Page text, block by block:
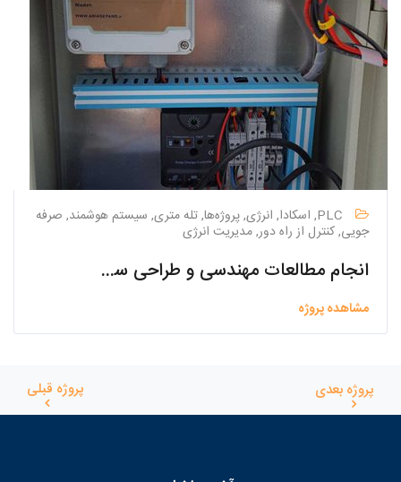
PLC, اسکادا, انرژی, پروژه‌ها, تله متری, سیستم هوشمند, صرفه
جویی, کنترل از راه دور, مدیریت انرژی
انجام مطالعات مهندسی و طراحی سیستم تله متری و کنترل از راه دور تاسیسات تامین آب و آبرسانی شهر ندوشن
مشاهده پروژه
پروژه قبلی پروژه بعدی